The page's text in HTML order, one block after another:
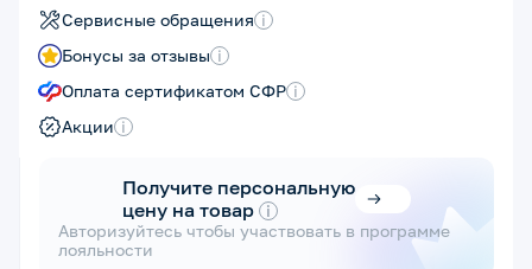
Сервисные обращения i
Бонусы за отзывы i
Оплата сертификатом СФР i
Акции i
Получите персональную
цену на товар i
Авторизуйтесь чтобы участвовать в программе
лояльности